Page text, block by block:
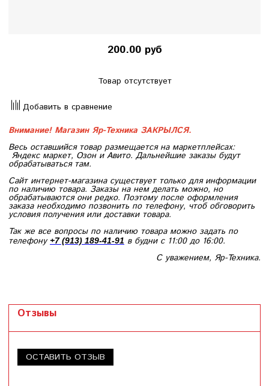
200.00 руб
Товар отсутствует
Добавить в сравнение
Внимание! Магазин Яр-Техника ЗАКРЫЛСЯ.
Весь оставшийся товар размещается на маркетплейсах:
Яндекс маркет, Озон и Авито. Дальнейшие заказы будут
обрабатываться там.
Сайт интернет-магазина существует только для информации
по наличию товара. Заказы на нем делать можно, но
обрабатываются они редко. Поэтому после оформления
заказа необходимо позвонить по телефону, чтоб обговорить
условия получения или доставки товара.
Так же все вопросы по наличию товара можно задать по
телефону+7 (913) 189-41-91 в будни с 11:00 до 16:00.
С уважением, Яр-Техника.
Отзывы
ОСТАВИТЬ ОТЗЫВ